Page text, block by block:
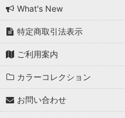
ホットピンク（hotpink）
ラテ（Latte）
ムーンウォーク（Moonwalk）
エメラルド（Emerald）
ブラックナイト（Black Knight）
What's New
特定商取引法表示
ご利用案内
カラーコレクション
お問い合わせ